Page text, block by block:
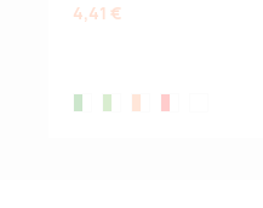
4,41 €